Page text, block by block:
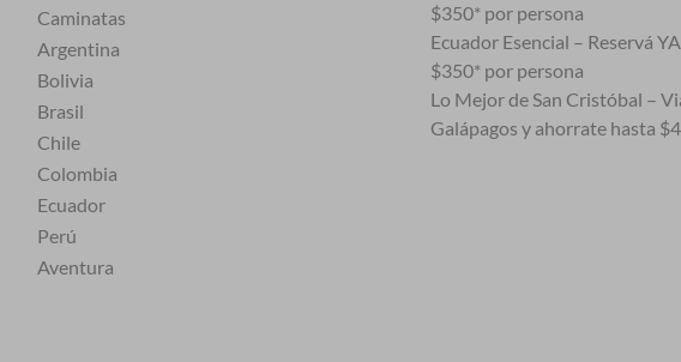
Caminatas
Argentina
Bolivia
Brasil
Chile
Colombia
Ecuador
Perú
Aventura
$350* por persona
Ecuador Esencial – Reservá
$350* por persona
Lo Mejor de San Cristóbal –
Galápagos y ahorrate hasta